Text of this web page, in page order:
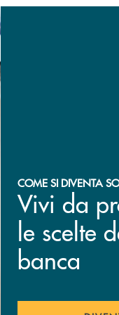
COME SI DIVENTA
Vivi da
le scelte
banca